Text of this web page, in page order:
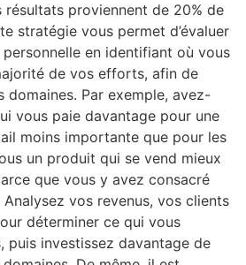
résultats proviennent de 20% de
stratégie vous permet d’évaluer
en identifiant où vous
de vos efforts, afin de
domaines. Par exemple, avez-
vous paie davantage pour une
moins importante que pour les
un produit qui se vend mieux
que vous y avez consacré
vos revenus, vos clients
déterminer ce qui vous
puis investissez davantage de